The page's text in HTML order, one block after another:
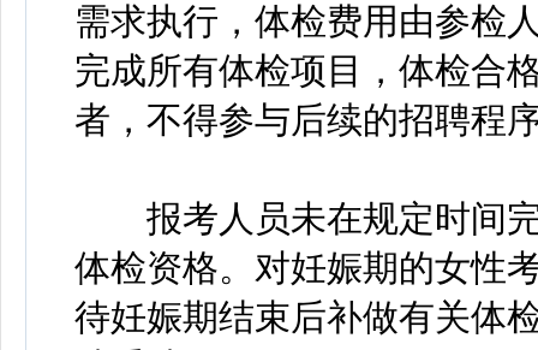
需求执行，体检费用由参检
完成所有体检项目，体检合
者，不得参与后续的招聘程
报考人员未在规定时间完
体检资格。对妊娠期的女性
待妊娠期结束后补做有关体